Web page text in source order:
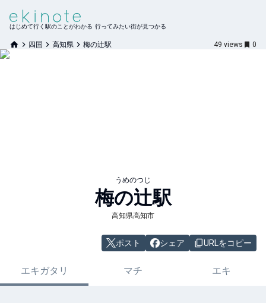
はじめて行く駅のことがわかる 行ってみたい街が見つかる
四国 高知県 梅の辻駅 49 views 0
うめのつじ
梅の辻駅
高知県高知市
ポスト シェア URLをコピー
エキガタリ マチ エキ